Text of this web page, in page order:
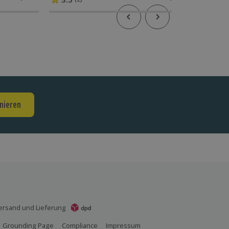
und Lieferung
Grounding Page Compliance Impressum